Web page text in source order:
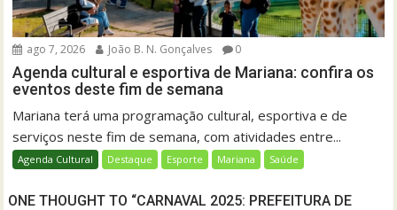
ago 7, 2026 João B. N. Gonçalves 0
Agenda cultural e esportiva de Mariana: confira os
eventos deste fim de semana
Mariana terá uma programação cultural, esportiva e de
serviços neste fim de semana, com atividades entre...
Agenda Cultural Destaque Esporte Mariana Saúde
ONE THOUGHT TO “CARNAVAL 2025: PREFEITURA DE